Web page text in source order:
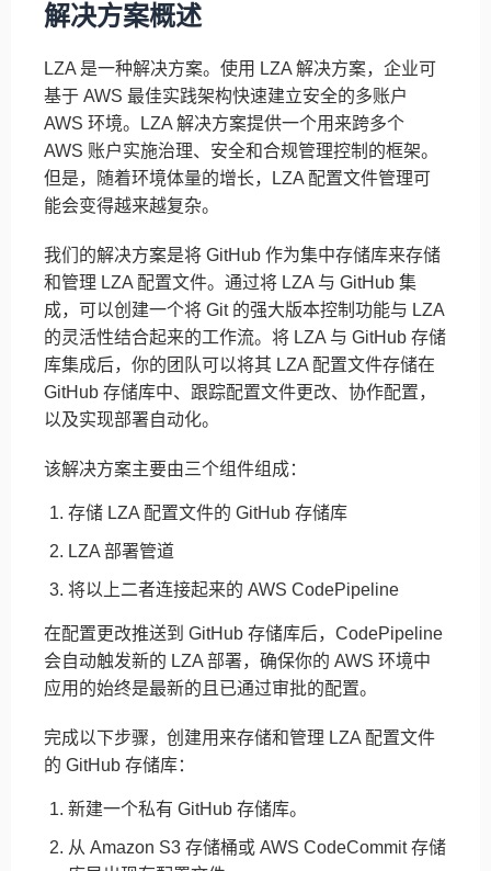
解决方案概述
LZA 是一种解决方案。使用 LZA 解决方案，企业可
基于 AWS 最佳实践架构快速建立安全的多账户
AWS 环境。LZA 解决方案提供一个用来跨多个
AWS 账户实施治理、安全和合规管理控制的框架。
但是，随着环境体量的增长，LZA 配置文件管理可
能会变得越来越复杂。
我们的解决方案是将 GitHub 作为集中存储库来存储
和管理 LZA 配置文件。通过将 LZA 与 GitHub 集
成，可以创建一个将 Git 的强大版本控制功能与 LZA
的灵活性结合起来的工作流。将 LZA 与 GitHub 存储
库集成后，你的团队可以将其 LZA 配置文件存储在
GitHub 存储库中、跟踪配置文件更改、协作配置，
以及实现部署自动化。
该解决方案主要由三个组件组成：
存储 LZA 配置文件的 GitHub 存储库
LZA 部署管道
将以上二者连接起来的 AWS CodePipeline
在配置更改推送到 GitHub 存储库后，CodePipeline
会自动触发新的 LZA 部署，确保你的 AWS 环境中
应用的始终是最新的且已通过审批的配置。
完成以下步骤，创建用来存储和管理 LZA 配置文件
的 GitHub 存储库：
新建一个私有 GitHub 存储库。
从 Amazon S3 存储桶或 AWS CodeCommit 存储